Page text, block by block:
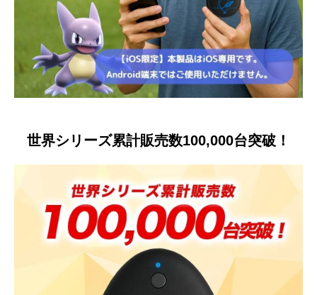
世界シリーズ累計販売数100,000台突破！